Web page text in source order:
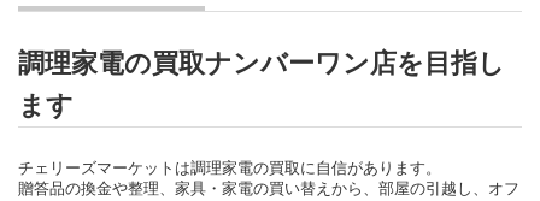
調理家電の買取ナンバーワン店を目指し
ます
チェリーズマーケットは調理家電の買取に自信があります。
贈答品の換金や整理、家具・家電の買い替えから、部屋の引越し、オフ